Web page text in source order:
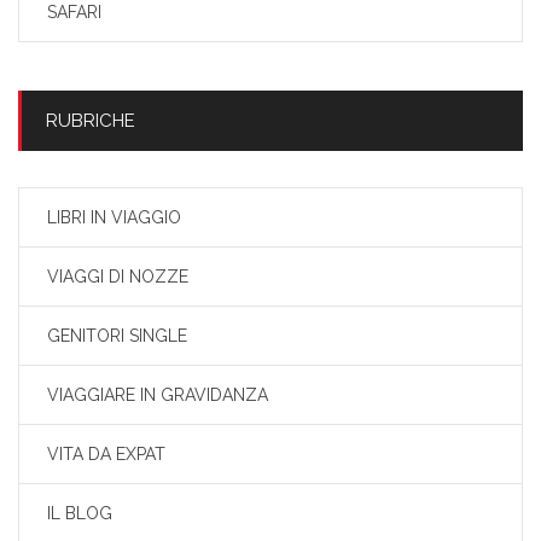
SAFARI
RUBRICHE
LIBRI IN VIAGGIO
VIAGGI DI NOZZE
GENITORI SINGLE
VIAGGIARE IN GRAVIDANZA
VITA DA EXPAT
IL BLOG